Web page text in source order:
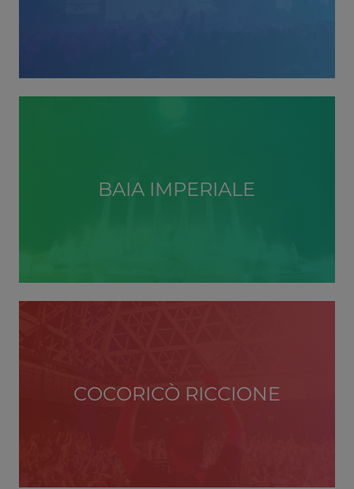
BAIA IMPERIALE
COCORICÒ RICCIONE